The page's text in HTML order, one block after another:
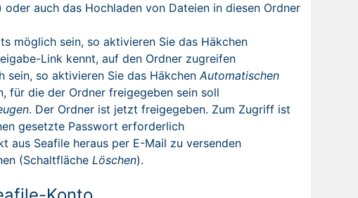
oder auch das Hochladen von Dateien in diesen Ordner
möglich sein, so aktivieren Sie das Häkchen
Link kennt, auf den Ordner zugreifen
sein, so aktivieren Sie das HäkchenAutomatischen
für die der Ordner freigegeben sein soll
. Der Ordner ist jetzt freigegeben. Zum Zugriff ist
gesetzte Passwort erforderlich
aus Seafile heraus per E-Mail zu versenden
(SchaltflächeLöschen).